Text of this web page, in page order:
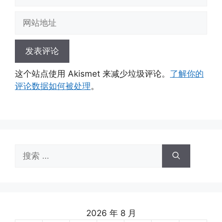
地
地
这个站点使用 Akismet 来减少垃圾评论。 了解你的
评论数据如何被处理。
索：
2026 年 8 月